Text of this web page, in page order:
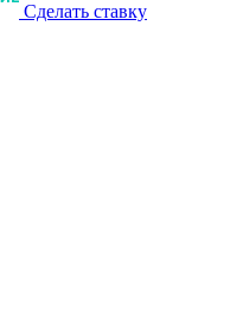
Сделать ставку